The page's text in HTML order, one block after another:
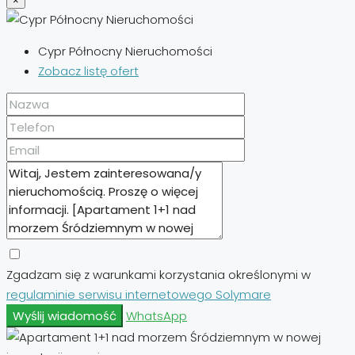
Cypr Północny Nieruchomości
Zobacz listę ofert
Zgadzam się z warunkami korzystania określonymi w
regulaminie serwisu internetowego Solymare
Wyślij wiadomość WhatsApp